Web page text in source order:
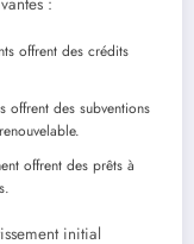
:
offrent des crédits
offrent des subventions
offrent des prêts à
initial